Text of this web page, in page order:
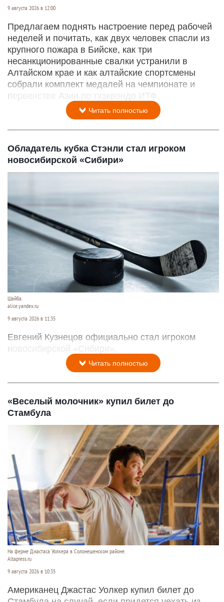
9 августа 2026 в 12:00
Предлагаем поднять настроение перед рабочей
неделей и почитать, как двух человек спасли из
крупного пожара в Бийске, как три
несанкционированные свалки устранили в
Алтайском крае и как алтайские спортсмены
собрали комплект медалей на чемпионате и
первенстве Азии по тхэквондо ИТФ.
Читать полностью
Обладатель кубка Стэнли стал игроком
новосибирской «Сибири»
Шайба.
alice.yandex.ru
9 августа 2026 в 11:35
Евгений Кузнецов официально стал игроком
новосибирской «Сибири».
Читать полностью
«Веселый молочник» купил билет до
Стамбула
На ферме Джастаса Уолкера в Солонешенском районе.
Altapress.ru
9 августа 2026 в 10:35
Американец Джастас Уолкер купил билет до